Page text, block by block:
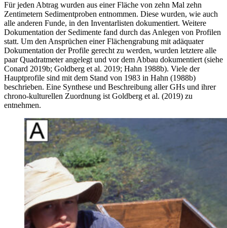
Für jeden Abtrag wurden aus einer Fläche von zehn Mal zehn
Zentimetern Sedimentproben entnommen. Diese wurden, wie auch
alle anderen Funde, in den Inventarlisten dokumentiert. Weitere
Dokumentation der Sedimente fand durch das Anlegen von Profilen
statt. Um den Ansprüchen einer Flächengrabung mit adäquater
Dokumentation der Profile gerecht zu werden, wurden letztere alle
paar Quadratmeter angelegt und vor dem Abbau dokumentiert (siehe
Conard 2019b; Goldberg et al. 2019; Hahn 1988b). Viele der
Hauptprofile sind mit dem Stand von 1983 in Hahn (1988b)
beschrieben. Eine Synthese und Beschreibung aller GHs und ihrer
chrono-kulturellen Zuordnung ist Goldberg et al. (2019) zu
entnehmen.